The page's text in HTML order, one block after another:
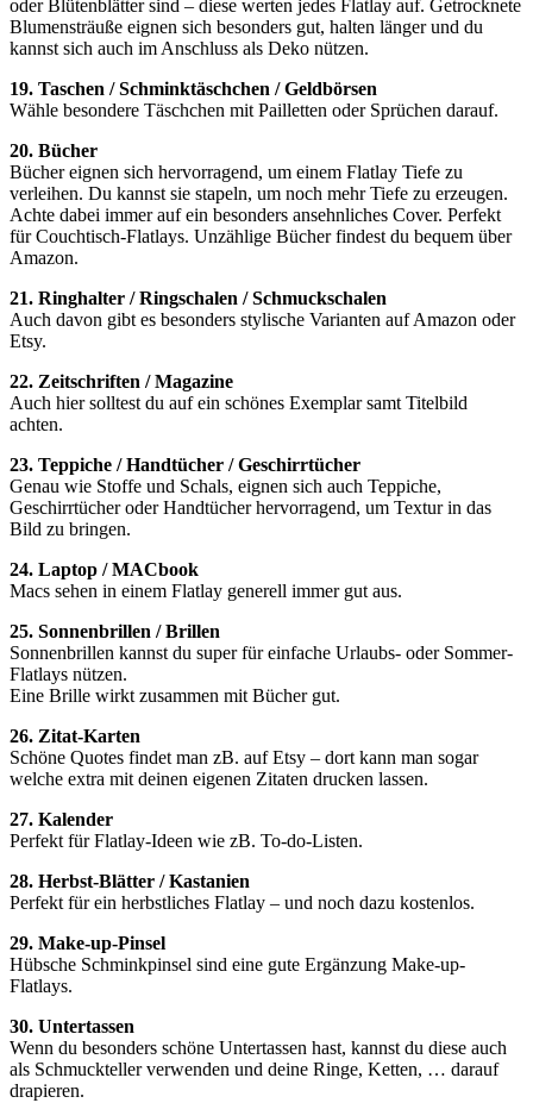
oder Blütenblätter sind – diese werten jedes Flatlay auf. Getrocknete
Blumensträuße eignen sich besonders gut, halten länger und du
kannst sich auch im Anschluss als Deko nützen.
19. Taschen / Schminktäschchen / Geldbörsen
Wähle besondere Täschchen mit Pailletten oder Sprüchen darauf.
20. Bücher
Bücher eignen sich hervorragend, um einem Flatlay Tiefe zu
verleihen. Du kannst sie stapeln, um noch mehr Tiefe zu erzeugen.
Achte dabei immer auf ein besonders ansehnliches Cover. Perfekt
für Couchtisch-Flatlays. Unzählige Bücher findest du bequem über
Amazon.
21. Ringhalter / Ringschalen / Schmuckschalen
Auch davon gibt es besonders stylische Varianten auf Amazon oder
Etsy.
22. Zeitschriften / Magazine
Auch hier solltest du auf ein schönes Exemplar samt Titelbild
achten.
23. Teppiche / Handtücher / Geschirrtücher
Genau wie Stoffe und Schals, eignen sich auch Teppiche,
Geschirrtücher oder Handtücher hervorragend, um Textur in das
Bild zu bringen.
24. Laptop / MACbook
Macs sehen in einem Flatlay generell immer gut aus.
25. Sonnenbrillen / Brillen
Sonnenbrillen kannst du super für einfache Urlaubs- oder Sommer-
Flatlays nützen.
Eine Brille wirkt zusammen mit Bücher gut.
26. Zitat-Karten
Schöne Quotes findet man zB. auf Etsy – dort kann man sogar
welche extra mit deinen eigenen Zitaten drucken lassen.
27. Kalender
Perfekt für Flatlay-Ideen wie zB. To-do-Listen.
28. Herbst-Blätter / Kastanien
Perfekt für ein herbstliches Flatlay – und noch dazu kostenlos.
29. Make-up-Pinsel
Hübsche Schminkpinsel sind eine gute Ergänzung Make-up-
Flatlays.
30. Untertassen
Wenn du besonders schöne Untertassen hast, kannst du diese auch
als Schmuckteller verwenden und deine Ringe, Ketten, … darauf
drapieren.